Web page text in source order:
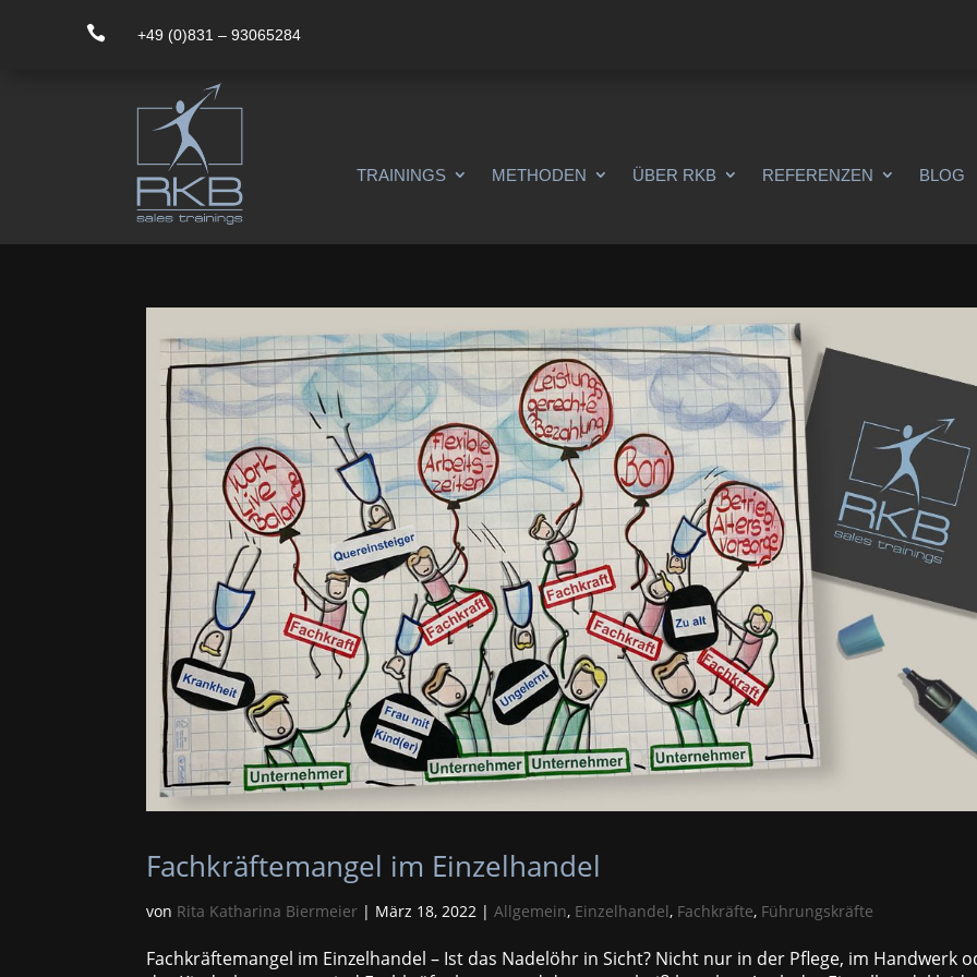
 +49 (0)831 – 93065284
TRAININGS METHODEN ÜBER RKB REFERENZEN BLOG
Fachkräftemangel im Einzelhandel
von Rita Katharina Biermeier | März 18, 2022 |Allgemein, Einzelhandel, Fachkräfte, Führungskräfte
Fachkräftemangel im Einzelhandel – Ist das Nadelöhr in Sicht? Nicht nur in der Pflege, im Handwerk